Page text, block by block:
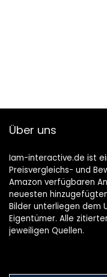
Über uns
Iam-interactive.de ist
Preisvergleichs- und
Amazon verfügbaren
neuesten
Bilder unterliegen dem
Eigentümer. Alle
jeweiligen Quellen.